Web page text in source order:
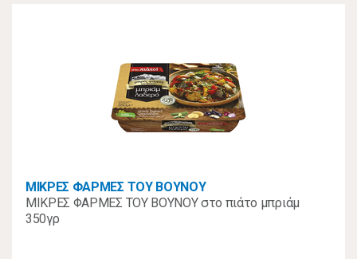
ΜΙΚΡΕΣ ΦΑΡΜΕΣ ΤΟΥ ΒΟΥΝΟΥ
ΜΙΚΡΕΣ ΦΑΡΜΕΣ ΤΟΥ ΒΟΥΝΟΥ στο πιάτο μπριάμ
350γρ